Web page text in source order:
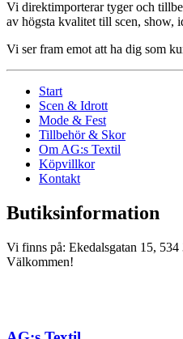
Vi direktimporterar tyger och
av högsta kvalitet till scen, show,
Vi ser fram emot att ha dig som
Start
Scen & Idrott
Mode & Fest
Tillbehör & Skor
Om AG:s Textil
Köpvillkor
Kontakt
Butiksinformation
Vi finns på: Ekedalsgatan 15,
Välkommen!